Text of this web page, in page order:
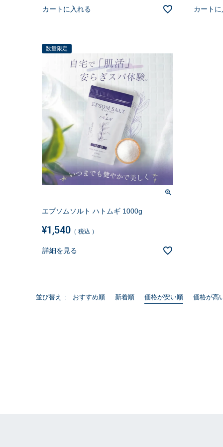
カートに入れる カート
数量限定
エプソムソルト ハトムギ 1000g
¥1,540 税込
詳細を見る
並び替え おすすめ順 新着順 価格が安い順 価格が高